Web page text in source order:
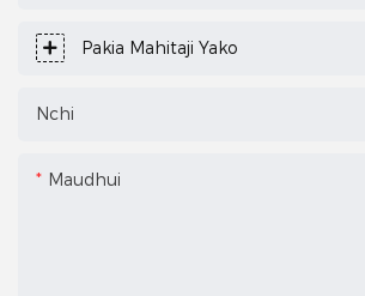
Pakia Mahitaji Yako
Nchi
Maudhui